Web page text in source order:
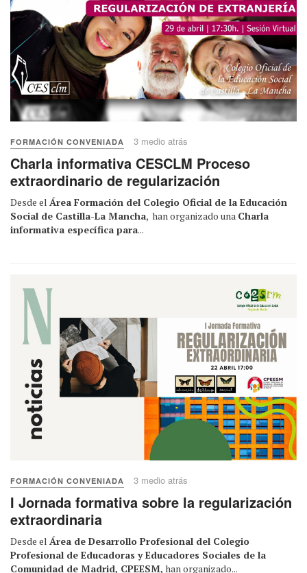
FORMACIÓN CONVENIADA 3 medio atrás
Charla informativa CESCLM Proceso
extraordinario de regularización
Desde el Área Formación del Colegio Oficial de la Educación
Social de Castilla-La Mancha, han organizado una Charla
informativa específica para...
FORMACIÓN CONVENIADA 3 medio atrás
I Jornada formativa sobre la regularización
extraordinaria
Desde el Área de Desarrollo Profesional del Colegio
Profesional de Educadoras y Educadores Sociales de la
Comunidad de Madrid, CPEESM, han organizado...